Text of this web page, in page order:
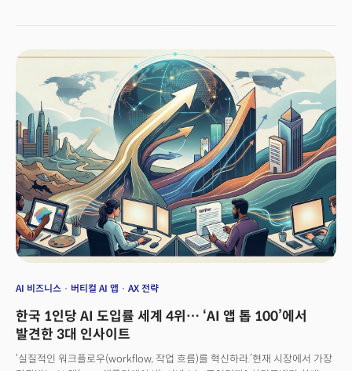
제공할 수 있게 만든 것이다. 예를 들어 “휴대폰 배터리가 거의 다 됐는데, 줄
서서 오래 기다리지 않고 충전할 수 있는 곳이 어디야?”와 같은 질문, 혹은
“오늘 밤 이용할 수 있는 조명이 있는 공용 테니스 코트가 있을까?”와 같은
구체적인 질문을 입력하면 구글 지도가 대화형으로 답변을 하며 시각화된
옵션을 제시한다. 순다 피차이 구글 CEO는 “‘지도에 물어보기(Ask Maps)’를
통해 원하는 어떤 장소에 대해서든 복잡한 질문의 답변을 얻을 수 있다”며
“‘몰입형 내비게이션(Immersive Navigation)’에 적용된 제미나이 모델은
스트리트 뷰와 항공 사진의 실제 이미지를 분석해 경로를 따라 랜드마크의
정확한 뷰를 제공한다”고 강조했다.
AI 비즈니스 버티컬 AI 앱 AX 전략
한국 1인당 AI 도입률 세계 4위… ‘AI 앱 톱 100’에서
발견한 3대 인사이트
‘실질적인 워크플로우(workflow, 작업 흐름)를 혁신하라.’현재 시장에서 가장